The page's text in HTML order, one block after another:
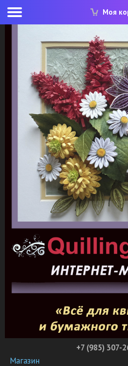
Моя
+7 (985) 307-
Магазин